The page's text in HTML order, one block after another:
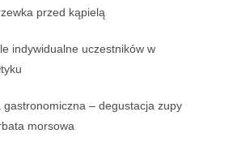
przed kąpielą
indywidualne uczestników w
gastronomiczna – degustacja zupy
morsowa